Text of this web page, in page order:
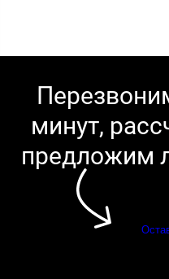
минут,
предложим